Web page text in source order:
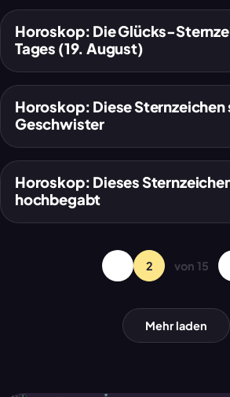
♉ Stier
Horoskop: Die Glücks-
Tages (19. August)
Horoskop: Diese Sternzeichen
Geschwister
♒ Wassermann
Horoskop: Dieses
hochbegabt
2 von 15
Mehr laden